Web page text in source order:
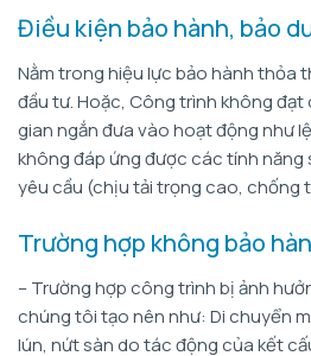
Điều kiện bảo hành, bảo
Nằm trong hiệu lực bảo hành thỏa
đầu tư. Hoặc, Công trình không
gian ngắn đưa vào hoạt động như
không đáp ứng được các tính năng
yêu cầu (chịu tải trọng cao, chống
Trường hợp không bảo
– Trường hợp công trình bị ảnh
chúng tôi tạo nên như: Di chuyển
lún, nứt sàn do tác động của kết